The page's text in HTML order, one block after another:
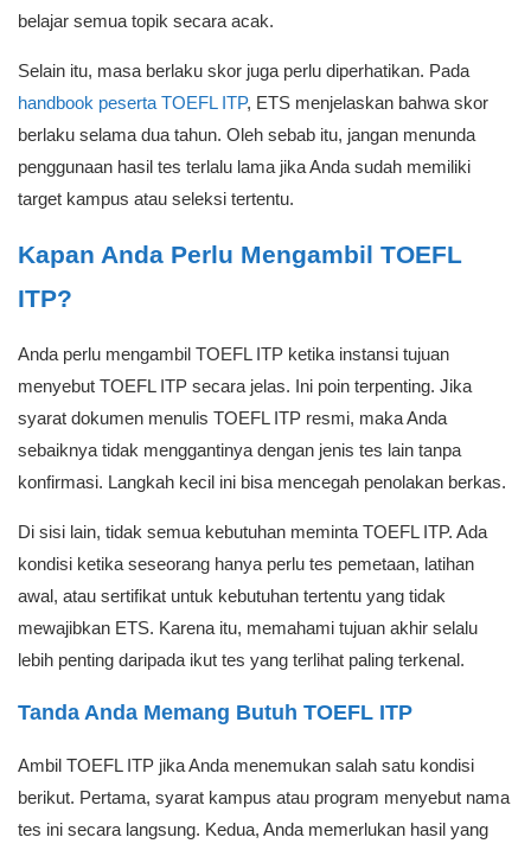
belajar semua topik secara acak.
Selain itu, masa berlaku skor juga perlu diperhatikan. Pada
handbook peserta TOEFL ITP, ETS menjelaskan bahwa skor
berlaku selama dua tahun. Oleh sebab itu, jangan menunda
penggunaan hasil tes terlalu lama jika Anda sudah memiliki
target kampus atau seleksi tertentu.
Kapan Anda Perlu Mengambil TOEFL
ITP?
Anda perlu mengambil TOEFL ITP ketika instansi tujuan
menyebut TOEFL ITP secara jelas. Ini poin terpenting. Jika
syarat dokumen menulis TOEFL ITP resmi, maka Anda
sebaiknya tidak menggantinya dengan jenis tes lain tanpa
konfirmasi. Langkah kecil ini bisa mencegah penolakan berkas.
Di sisi lain, tidak semua kebutuhan meminta TOEFL ITP. Ada
kondisi ketika seseorang hanya perlu tes pemetaan, latihan
awal, atau sertifikat untuk kebutuhan tertentu yang tidak
mewajibkan ETS. Karena itu, memahami tujuan akhir selalu
lebih penting daripada ikut tes yang terlihat paling terkenal.
Tanda Anda Memang Butuh TOEFL ITP
Ambil TOEFL ITP jika Anda menemukan salah satu kondisi
berikut. Pertama, syarat kampus atau program menyebut nama
tes ini secara langsung. Kedua, Anda memerlukan hasil yang